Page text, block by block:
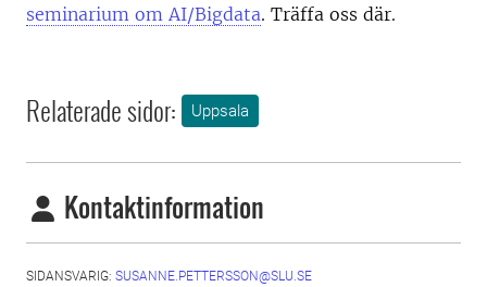
seminarium om AI/Bigdata. Träffa oss där.
Relaterade sidor: Uppsala
Kontaktinformation
SIDANSVARIG: SUSANNE.PETTERSSON@SLU.SE